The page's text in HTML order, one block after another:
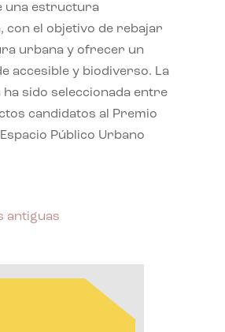
una estructura
con el objetivo de rebajar
urbana y ofrecer un
accesible y biodiverso. La
sido seleccionada entre
candidatos al Premio
Público Urbano
antiguas